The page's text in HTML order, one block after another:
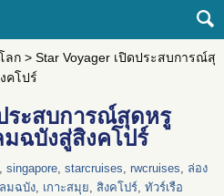
ลก> Star Voyager เปิดประสบการณ์สุ
คโปร์
ระสบการณ์สุดหรู
ฉบังสู่สิงคโปร์
singapore, starcruises, rwcruises, ล่อง
มฉบัง, เกาะสมุย, สิงคโปร์, ทัวร์เรือ